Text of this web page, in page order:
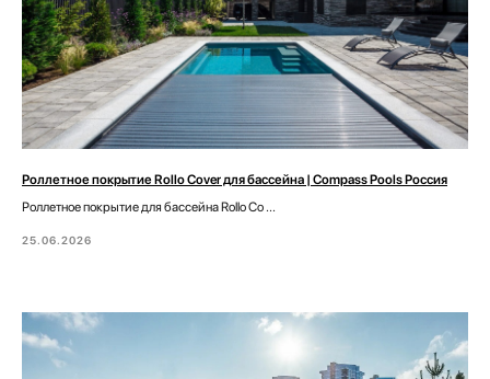
Роллетное покрытие Rollo Cover для бассейна | Compass Pools Россия
Роллетное покрытие для бассейна Rollo Co ...
25.06.2026